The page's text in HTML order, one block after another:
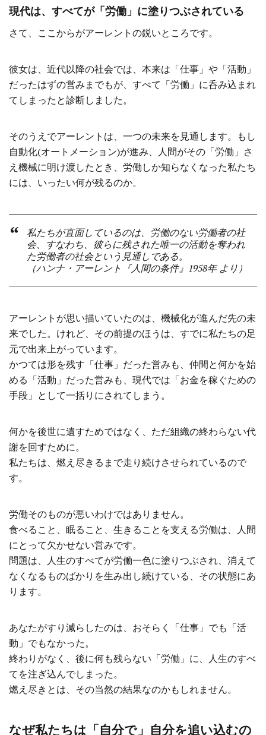
現代は、すべてが「労働」に塗りつぶされている
さて、ここからがアーレントの鋭いところです。
彼女は、近代以降の社会では、本来は「仕事」や「活動」
だったはずの営みまでもが、すべて「労働」に呑み込まれ
てしまったと診断しました。
そのうえでアーレントは、一つの未来を見通します。もし
自動化(オートメーション)が進み、人間がその「労働」さ
え機械に明け渡したとき、労働しか知らなくなった私たち
には、いったい何が残るのか。
私たちが直面しているのは、労働のない労働者の社
会、すなわち、彼らに残された唯一の活動を奪われ
た労働者の社会という見通しである。
（ハンナ・アーレント『人間の条件』1958年 より）
アーレントが思い描いていたのは、機械化が進んだ先の未
来でした。けれど、その前提のほうは、すでに私たちの足
元で出来上がっています。
かつては形を残す「仕事」だった営みも、仲間と何かを始
める「活動」だった営みも、現代では「お金を稼ぐための
手段」として一括りにされてしまう。
何かを後世に遺すためではなく、ただ組織の終わらない代
謝を回すために。
私たちは、燃え尽きるまで走り続けさせられているので
す。
労働そのものが悪いわけではありません。
食べること、眠ること、生きることを支える労働は、人間
にとって欠かせない営みです。
問題は、人生のすべてが労働一色に塗りつぶされ、消えて
なくなるものばかりを生み出し続けている、その状態にあ
ります。
あなたがすり減らしたのは、おそらく「仕事」でも「活
動」でもなかった。
終わりがなく、後に何も残らない「労働」に、人生のすべ
てを注ぎ込んでしまった。
燃え尽きとは、その当然の結果なのかもしれません。
なぜ私たちは「自分で」自分を追い込むの